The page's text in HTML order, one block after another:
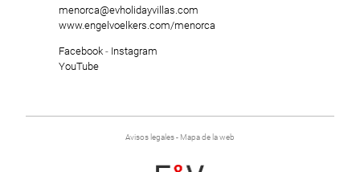
menorca@evholidayvillas.com
www.engelvoelkers.com/menorca
Facebook- Instagram
YouTube
Avisos legales- Mapa de la web